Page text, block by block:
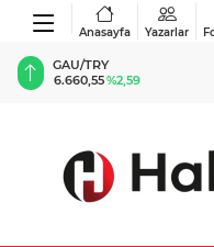
Anasayfa Yazarlar
BIST 100
13.779,39%-0,14